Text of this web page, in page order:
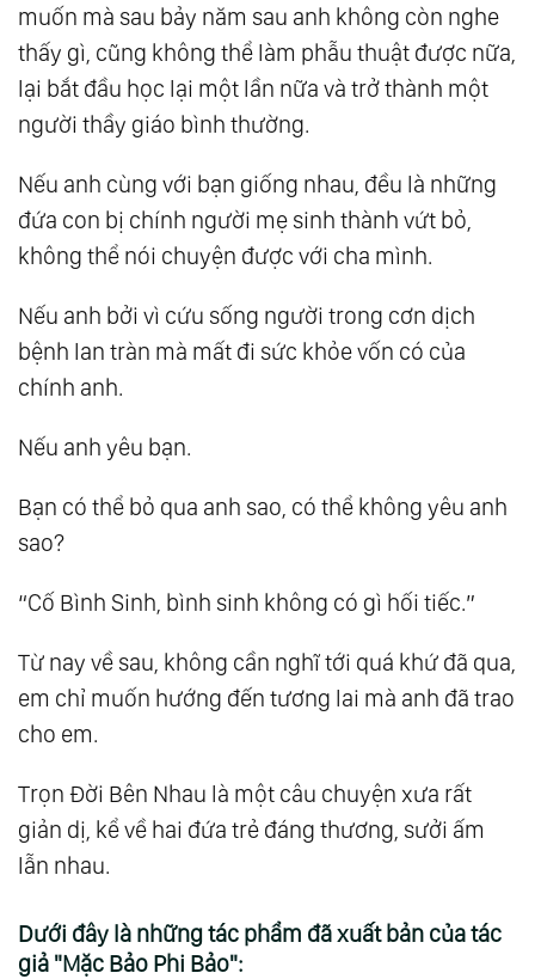
muốn mà sau bảy năm sau anh không còn nghe
thấy gì, cũng không thể làm phẫu thuật được nữa,
lại bắt đầu học lại một lần nữa và trở thành một
người thầy giáo bình thường.
Nếu anh cùng với bạn giống nhau, đều là những
đứa con bị chính người mẹ sinh thành vứt bỏ,
không thể nói chuyện được với cha mình.
Nếu anh bởi vì cứu sống người trong cơn dịch
bệnh lan tràn mà mất đi sức khỏe vốn có của
chính anh.
Nếu anh yêu bạn.
Bạn có thể bỏ qua anh sao, có thể không yêu anh
sao?
“Cố Bình Sinh, bình sinh không có gì hối tiếc.”
Từ nay về sau, không cần nghĩ tới quá khứ đã qua,
em chỉ muốn hướng đến tương lai mà anh đã trao
cho em.
Trọn Đời Bên Nhau là một câu chuyện xưa rất
giản dị, kể về hai đứa trẻ đáng thương, sưởi ấm
lẫn nhau.
Dưới đây là những tác phẩm đã xuất bản của tác
giả "Mặc Bảo Phi Bảo":